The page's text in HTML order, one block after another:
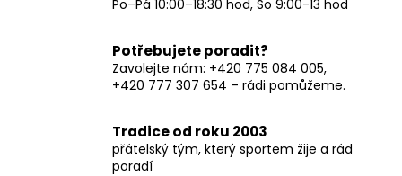
Po–Pá 10:00–18:30 hod, So 9:00-13 hod
Potřebujete poradit?
Zavolejte nám: +420 775 084 005,
+420 777 307 654 – rádi pomůžeme.
Tradice od roku 2003
přátelský tým, který sportem žije a rád
poradí